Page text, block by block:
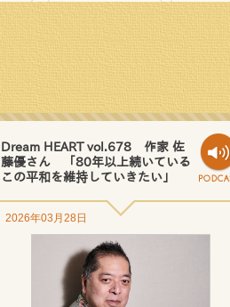
Dream HEART vol.678 作家 佐
藤優さん 「80年以上続いている
この平和を維持していきたい」
2026年03月28日